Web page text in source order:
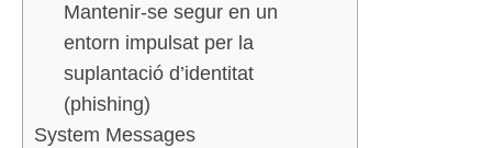
Mantenir-se segur en un
entorn impulsat per la
suplantació d’identitat
(phishing)
System Messages